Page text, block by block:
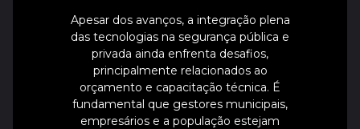
Apesar dos avanços, a integração plena
das tecnologias na segurança pública e
privada ainda enfrenta desafios,
principalmente relacionados ao
orçamento e capacitação técnica. É
fundamental que gestores municipais,
empresários e a população estejam